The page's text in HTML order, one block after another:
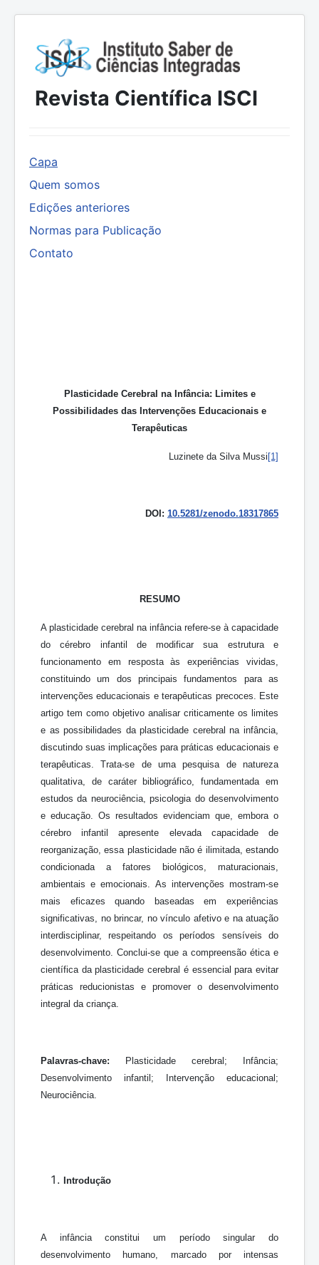
Revista Científica ISCI
Capa
Quem somos
Edições anteriores
Normas para Publicação
Contato
Plasticidade Cerebral na Infância: Limites e
Possibilidades das Intervenções Educacionais e
Terapêuticas
Luzinete da Silva Mussi[1]
DOI: 10.5281/zenodo.18317865
RESUMO
A plasticidade cerebral na infância refere-se à capacidade
do cérebro infantil de modificar sua estrutura e
funcionamento em resposta às experiências vividas,
constituindo um dos principais fundamentos para as
intervenções educacionais e terapêuticas precoces. Este
artigo tem como objetivo analisar criticamente os limites
e as possibilidades da plasticidade cerebral na infância,
discutindo suas implicações para práticas educacionais e
terapêuticas. Trata-se de uma pesquisa de natureza
qualitativa, de caráter bibliográfico, fundamentada em
estudos da neurociência, psicologia do desenvolvimento
e educação. Os resultados evidenciam que, embora o
cérebro infantil apresente elevada capacidade de
reorganização, essa plasticidade não é ilimitada, estando
condicionada a fatores biológicos, maturacionais,
ambientais e emocionais. As intervenções mostram-se
mais eficazes quando baseadas em experiências
significativas, no brincar, no vínculo afetivo e na atuação
interdisciplinar, respeitando os períodos sensíveis do
desenvolvimento. Conclui-se que a compreensão ética e
científica da plasticidade cerebral é essencial para evitar
práticas reducionistas e promover o desenvolvimento
integral da criança.
Palavras-chave: Plasticidade cerebral; Infância;
Desenvolvimento infantil; Intervenção educacional;
Neurociência.
Introdução
A infância constitui um período singular do
desenvolvimento humano, marcado por intensas